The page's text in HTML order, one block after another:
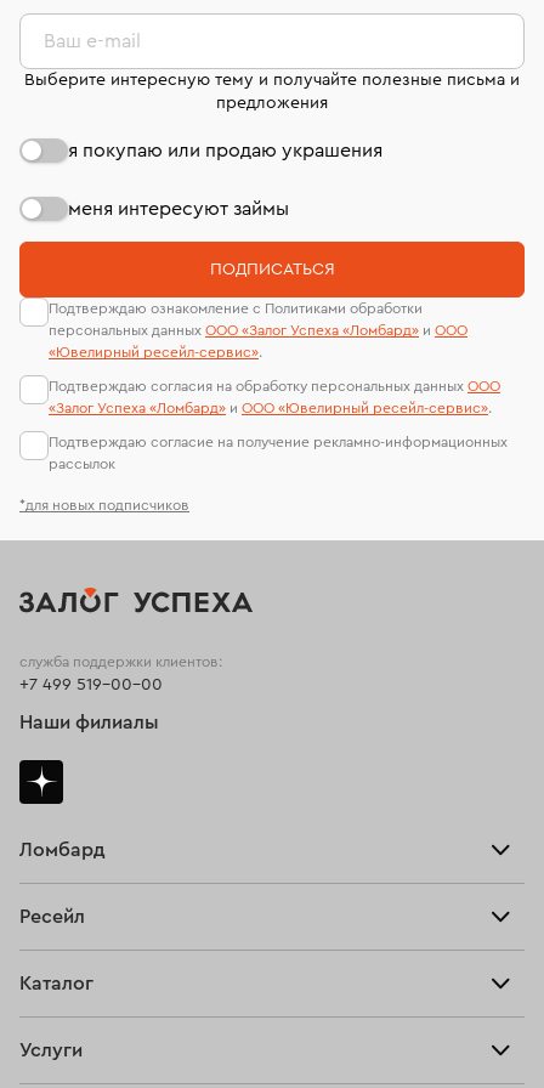
комиссионных украшений и часов смотрите на
странице«Возврат украшений»
лабораторий
*для новых подписчиков
Ваш e-mail
Выберите интересную тему и получайте полезные письма и
предложения
я покупаю или продаю украшения
меня интересуют займы
ПОДПИСАТЬСЯ
Подтверждаю ознакомление с Политиками обработки
персональных данных ООО «Залог Успеха «Ломбард» и ООО
«Ювелирный ресейл-сервиc».
Подтверждаю согласия на обработку персональных данных ООО
«Залог Успеха «Ломбард» и ООО «Ювелирный ресейл-сервиc».
Подтверждаю согласие на получение рекламно-информационных
рассылок
Ломбард
Тарифы
Ресейл
Купить
Каталог
Услуги
служба поддержки клиентов:
+7 499 519-00-00
Наши филиалы